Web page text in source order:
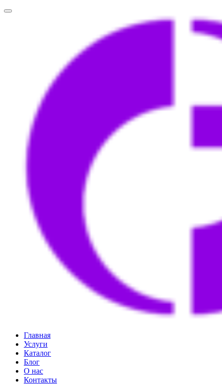
Главная
Услуги
Каталог
Блог
О нас
Контакты